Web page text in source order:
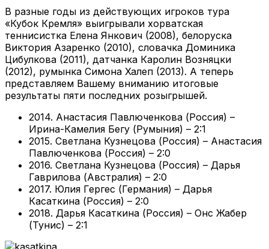
В разные годы из действующих игроков тура
«Кубок Кремля» выигрывали хорватская
теннисистка Елена Янкович (2008), белоруска
Виктория Азаренко (2010), словачка Доминика
Цибулкова (2011), датчанка Каролин Возняцки
(2012), румынка Симона Халеп (2013). А теперь
представляем Вашему вниманию итоговые
результаты пяти последних розыгрышей.
2014. Анастасия Павлюченкова (Россия) –
Ирина-Камелия Бегу (Румыния) – 2:1
2015. Светлана Кузнецова (Россия) – Анастасия
Павлюченкова (Россия) – 2:0
2016. Светлана Кузнецова (Россия) – Дарья
Гаврилова (Австралия) – 2:0
2017. Юлия Гергес (Германия) – Дарья
Касаткина (Россия) – 2:0
2018. Дарья Касаткина (Россия) – Онс Жабер
(Тунис) – 2:1